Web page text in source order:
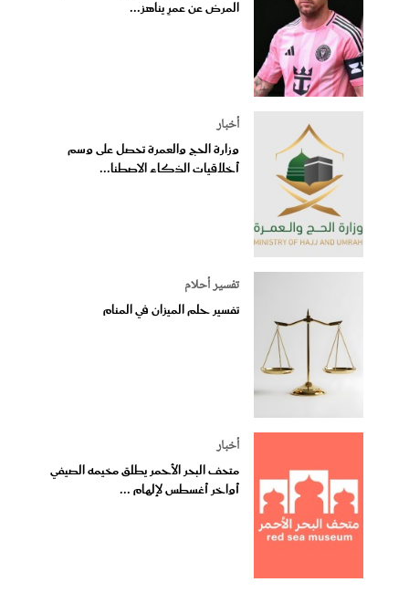
المرض عن عمرٍ يناهز...
أخبار
وزارة الحج والعمرة تحصل على وسم
أخلاقيات الذكاء الاصطنا...
تفسير أحلام
تفسير حلم الميزان في المنام
أخبار
متحف البحر الأحمر يطلق مخيمه الصيفي
أواخر أغسطس لإلهام ...